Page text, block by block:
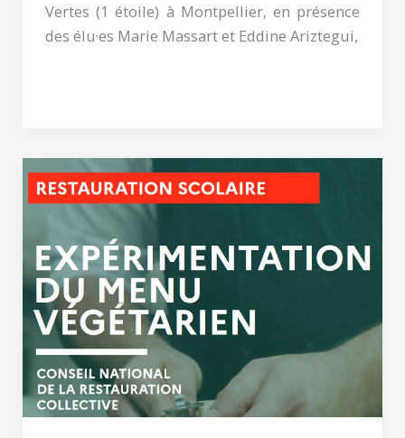
Vertes (1 étoile) à Montpellier, en présence
des élu·es Marie Massart et Eddine Ariztegui,
Assiettes
Végétales
ses
débuts
au
Conseil
National
de
la
Restauration